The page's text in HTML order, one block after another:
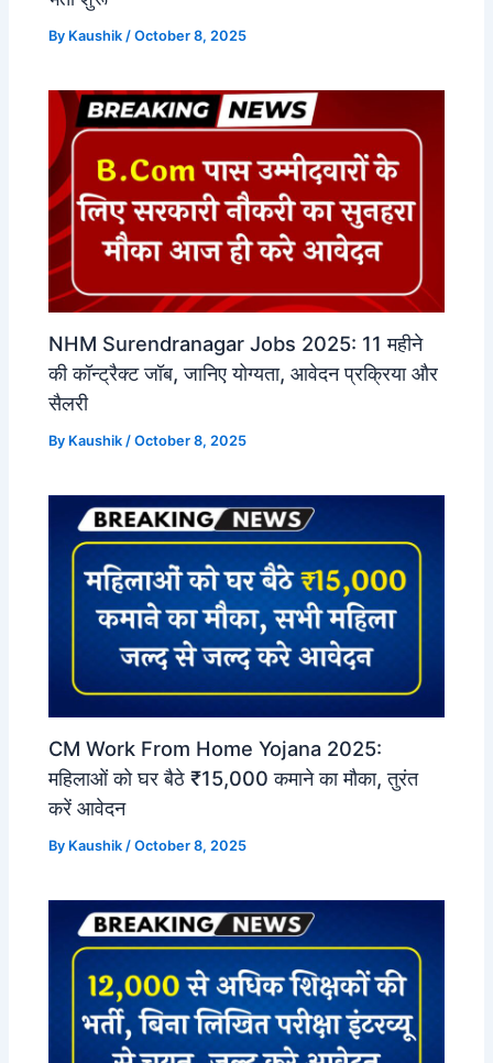
By Kaushik /October 8, 2025
NHM Surendranagar Jobs 2025: 11 महीने
की कॉन्ट्रैक्ट जॉब, जानिए योग्यता, आवेदन प्रक्रिया और
सैलरी
By Kaushik /October 8, 2025
CM Work From Home Yojana 2025:
महिलाओं को घर बैठे ₹15,000 कमाने का मौका, तुरंत
करें आवेदन
By Kaushik /October 8, 2025